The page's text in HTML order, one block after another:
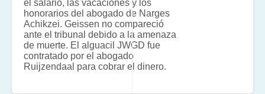
el salario, las vacaciones y los
honorarios del abogado de Narges
Achikzei. Geissen no compareció
ante el tribunal debido a la amenaza
de muerte. El alguacil JWGD fue
contratado por el abogado
Ruijzendaal para cobrar el dinero.